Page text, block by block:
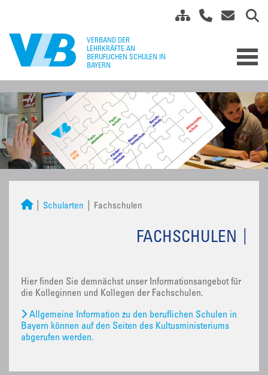
Schularten Fachschulen
FACHSCHULEN
Hier finden Sie demnächst unser Informationsangebot für
die Kolleginnen und Kollegen der Fachschulen.
Allgemeine Information zu den beruflichen Schulen in
Bayern können auf den Seiten des Kultusministeriums
abgerufen werden.